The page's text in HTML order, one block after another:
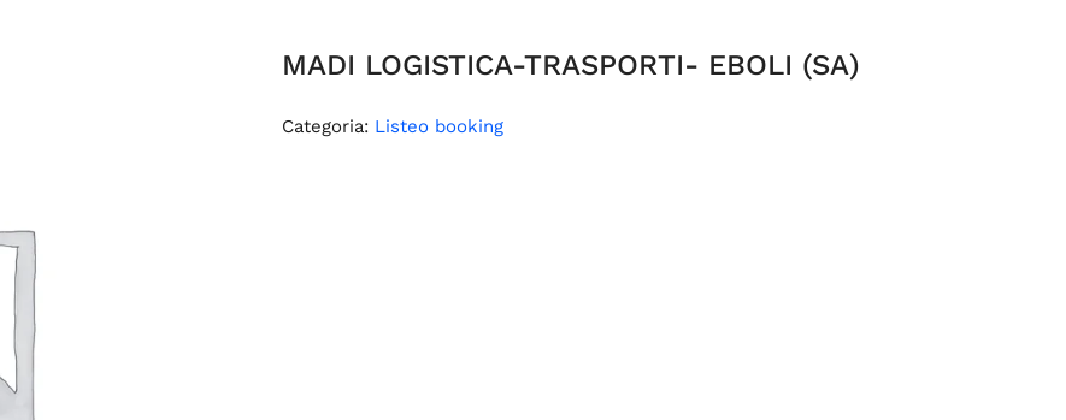
MADI LOGISTICA-TRASPORTI- EBOLI (SA)
Categoria: Listeo booking